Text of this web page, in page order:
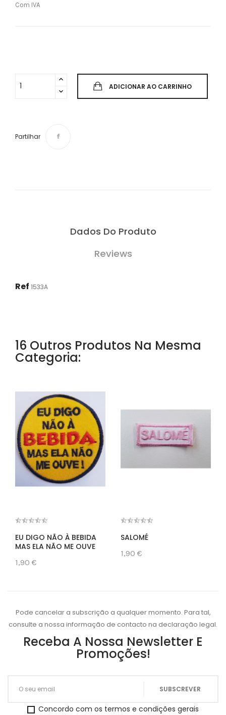
Com IVA
ADICIONAR AO CARRINHO
Partilhar
Dados Do Produto
Reviews
Ref 1533A
16 Outros Produtos Na Mesma
Categoria:
EU DIGO NÃO À BEBIDA
MAS ELA NÃO ME OUVE
1,90 €
SALOMÉ
1,90 €
Pode cancelar a subscrição a qualquer momento. Para tal,
consulte a nossa informação de contacto na declaração legal.
Receba A Nossa Newsletter E
Promoções!
Concordo com os termos e condições gerais